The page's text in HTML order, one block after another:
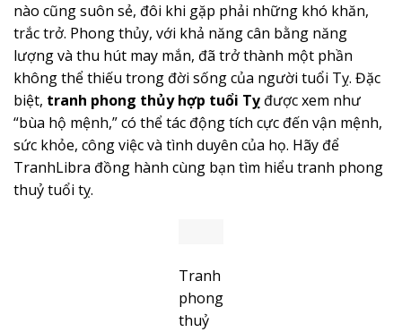
nào cũng suôn sẻ, đôi khi gặp phải những khó khăn,
trắc trở. Phong thủy, với khả năng cân bằng năng
lượng và thu hút may mắn, đã trở thành một phần
không thể thiếu trong đời sống của người tuổi Tỵ. Đặc
biệt, tranh phong thủy hợp tuổi Tỵ được xem như
“bùa hộ mệnh,” có thể tác động tích cực đến vận mệnh,
sức khỏe, công việc và tình duyên của họ. Hãy để
TranhLibra đồng hành cùng bạn tìm hiểu tranh phong
thuỷ tuổi tỵ.
Tranh
phong
thuỷ